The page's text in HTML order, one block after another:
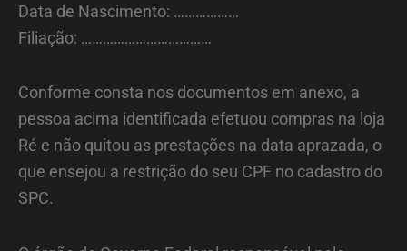
Data de Nascimento: ………………
Filiação: ………………………………
Conforme consta nos documentos em anexo, a
pessoa acima identificada efetuou compras na loja
Ré e não quitou as prestações na data aprazada, o
que ensejou a restrição do seu CPF no cadastro do
SPC.